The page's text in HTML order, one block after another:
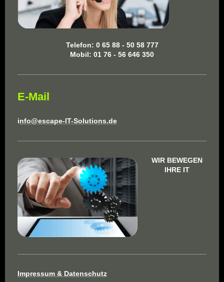
Telefon: 0 65 88 - 50 58 777
Mobil: 01 76 - 56 646 350
E-Mail
info@escape-IT-Solutions.de
WIR BEWEGEN
IHRE IT
Impressum & Datenschutz